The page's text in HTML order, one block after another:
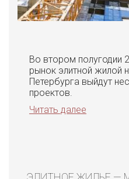
Во втором полугодии
рынок элитной жилой
Петербурга выйдут
проектов.
Читать далее